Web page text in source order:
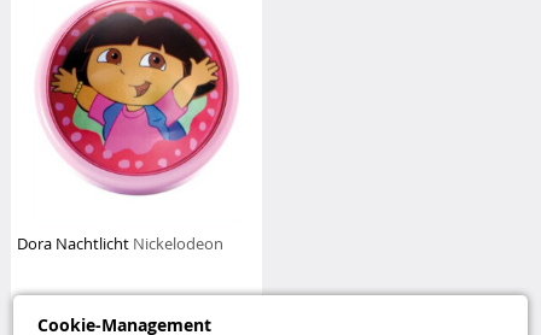
Cookie-Management
Dora Nachtlicht Nickelodeon